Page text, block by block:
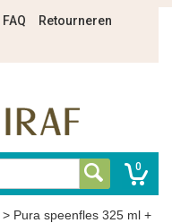
FAQ
Retourneren
0
> Pura speenfles 325 ml +